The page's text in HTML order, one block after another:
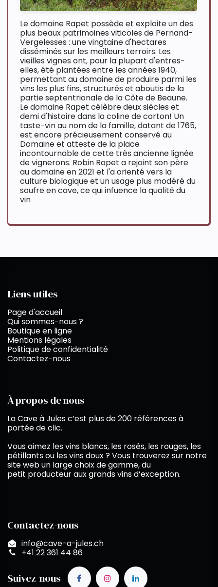
Le domaine Rapet possède et exploite un des
plus beaux patrimoines viticoles de Pernand-
Vergelesses : une vingtaine d'hectares
disséminés sur les meilleurs terroirs. Les
vieilles vignes ont, pour la plupart d'entres-
elles, été plantées entre les années 1940,
permettant au domaine de produire parmi les
vins les plus fins, structurés et aboutis de la
partie septentrionale de la Côte de Beaune.
Le domaine Rapet célèbre deux siècles et
demi d'histoire dans la coline de corton! Un
taste-vin au nom de la famille, datant de 1765,
est encore précieusement conservé au
Domaine et atteste de la place
incontournable de cette très ancienne lignée
de vignerons. Robin Rapet a rejoint son père
au domaine en 2021 et l'a orienté vers la
culture biologique et un usage plus modéré du
soufre en cave, ce qui infuence la qualité du
vin
Liens utiles
Page d'accueil
Qui sommes-nous ?
Boutique en ligne
Mentions légales
Politique de confidentialité
Contactez-nous
À propos de nous
La Cave à Jules c’est plus de 200 références à
portée de clic.
Vous aimez les vins blancs, les rosés, les rouges, les
pétillants ou les vins doux ? Vous trouverez sur notre
site web un large choix de gamme, du
petit producteur aux grands vins d’exception.
Contactez-nous
info@cave-a-jules.ch
+41 22 361 44 86
Suivez-nous